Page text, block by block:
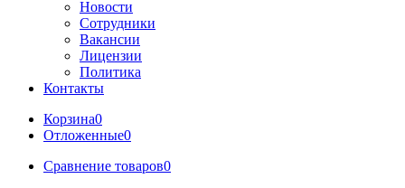
Новости
Сотрудники
Вакансии
Лицензии
Политика
Контакты
Корзина0
Отложенные0
Сравнение товаров0